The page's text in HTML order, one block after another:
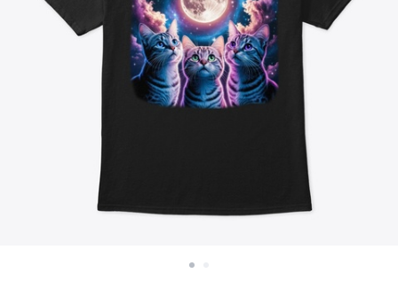
Venda en todas partes
Venda lo que sea